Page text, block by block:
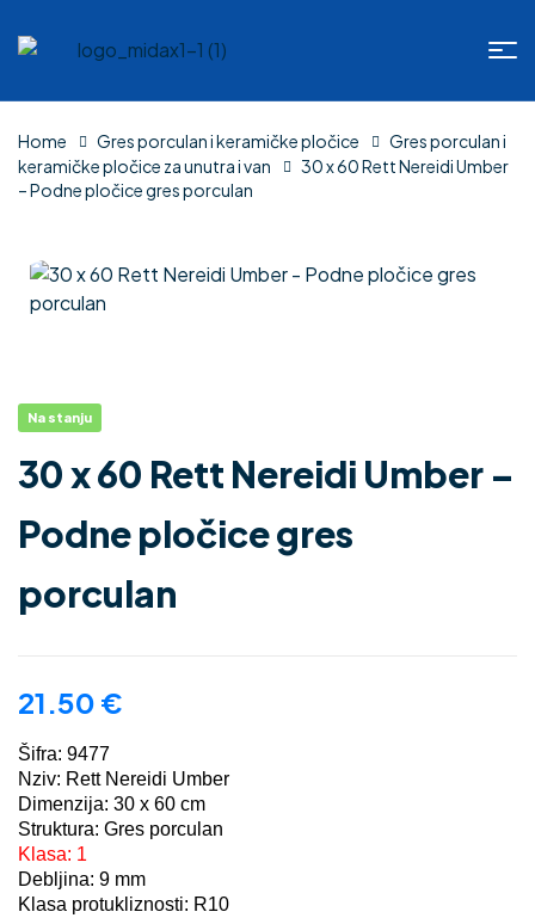
Home Gres porculan i keramičke pločice
Gres porculan i
keramičke pločice za unutra i van
30 x 60 Rett Nereidi Umber
– Podne pločice gres porculan
Na stanju
30 x 60 Rett Nereidi Umber –
Podne pločice gres
porculan
21.50 €
Šifra: 9477
Nziv: Rett Nereidi Umber
Dimenzija: 30 x 60 cm
Struktura: Gres porculan
Klasa: 1
Debljina: 9 mm
Klasa protukliznosti: R10